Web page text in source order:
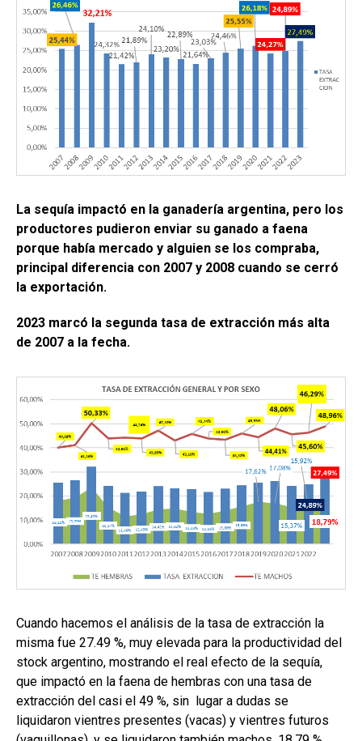
La sequía impactó en la ganadería argentina, pero los
productores pudieron enviar su ganado a faena
porque había mercado y alguien se los compraba,
principal diferencia con 2007 y 2008 cuando se cerró
la exportación.
2023 marcó la segunda tasa de extracción más alta
de 2007 a la fecha.
Cuando hacemos el análisis de la tasa de extracción la
misma fue 27.49 %, muy elevada para la productividad del
stock argentino, mostrando el real efecto de la sequía,
que impactó en la faena de hembras con una tasa de
extracción del casi el 49 %, sin lugar a dudas se
liquidaron vientres presentes (vacas) y vientres futuros